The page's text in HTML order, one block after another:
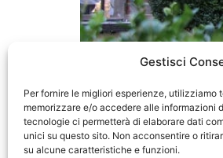
Gestisci
Per fornire le migliori esperienze, utilizziamo
memorizzare e/o accedere alle informazioni
tecnologie ci permetterà di elaborare dati
unici su questo sito. Non acconsentire o
su alcune caratteristiche e funzioni.
Ecco alcune riflessioni
palestinese a